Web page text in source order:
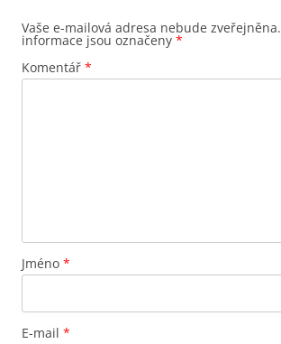
Vaše e-mailová adresa nebude zveřejněna.
informace jsou označeny *
Komentář *
Jméno *
E-mail *